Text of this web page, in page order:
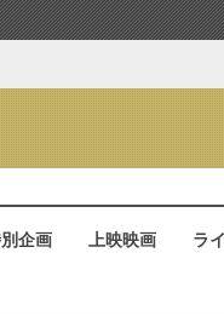
企画 上映映画 ラ